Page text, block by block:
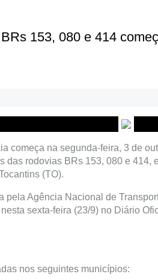
153, 080 e 414
começa na segunda-feira, 3 de
das rodovias BRs 153, 080 e 414,
(TO).
pela Agência Nacional de
sexta-feira (23/9) no Diário
nos seguintes municípios: